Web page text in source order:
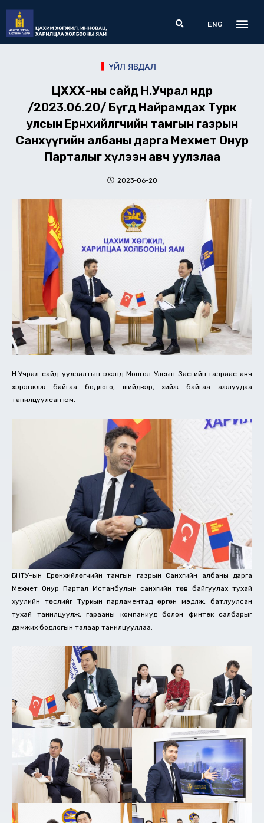
content
Search
ENG
ҮЙЛ ЯВДАЛ
ЦХХХ-ны сайд Н.Учрал өнөөдөр
/2023.06.20/ Бүгд Найрамдах Турк
улсын Ерөнхийлөгчийн тамгын газрын
Санхүүгийн албаны дарга Мехмет Онур
Парталыг хүлээн авч уулзлаа
2023-06-20
Н.Учрал сайд уулзалтын эхэнд Монгол Улсын Засгийн газраас авч
хэрэгжүүлж байгаа бодлого, шийдвэр, хийж байгаа ажлуудаа
танилцуулсан юм.
БНТУ-ын Ерөнхийлөгчийн тамгын газрын Санхүүгийн албаны дарга
Мехмет Онур Партал Истанбулын санхүүгийн төв байгуулах тухай
хуулийн төслийг Туркын парламентад өргөн мэдүүлж, батлуулсан
тухай танилцуулж, гарааны компаниуд болон финтек салбарыг
дэмжих бодлогын талаар танилцууллаа.